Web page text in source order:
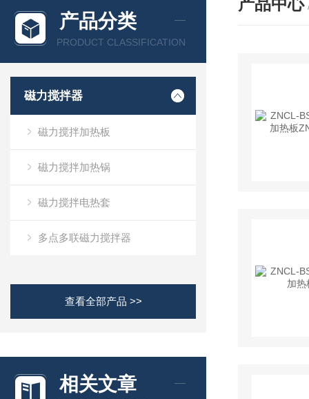
产品分类
PRODUCT CLASSIFICATION
磁力搅拌器
磁力搅拌加热板
磁力搅拌加热锅
磁力搅拌电热套
多点多联磁力搅拌器
查看全部产品 >>
相关文章
产品中心